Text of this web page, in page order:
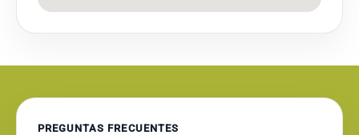
PREGUNTAS FRECUENTES